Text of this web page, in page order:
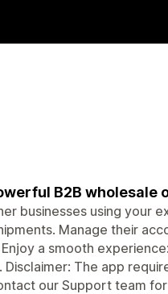
B2B wholesale
businesses using your
Manage their
a smooth
The app
our Support team